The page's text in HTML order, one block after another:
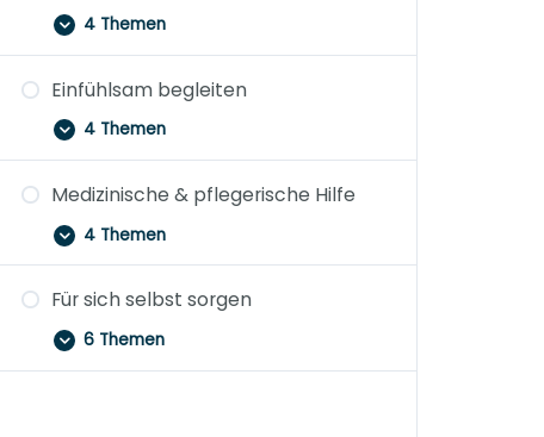
4 Themen
Einfühlsam begleiten
4 Themen
Medizinische & pflegerische Hilfe
4 Themen
Für sich selbst sorgen
6 Themen